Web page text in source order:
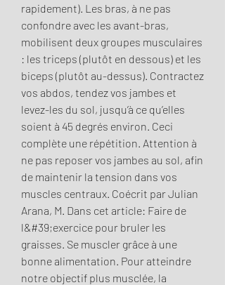
rapidement). Les bras, à ne pas
confondre avec les avant-bras,
mobilisent deux groupes musculaires
: les triceps (plutôt en dessous) et les
biceps (plutôt au-dessus). Contractez
vos abdos, tendez vos jambes et
levez-les du sol, jusqu’à ce qu’elles
soient à 45 degrés environ. Ceci
complète une répétition. Attention à
ne pas reposer vos jambes au sol, afin
de maintenir la tension dans vos
muscles centraux. Coécrit par Julian
Arana, M. Dans cet article: Faire de
l&#39;exercice pour bruler les
graisses. Se muscler grâce à une
bonne alimentation. Pour atteindre
notre objectif plus musclée, la